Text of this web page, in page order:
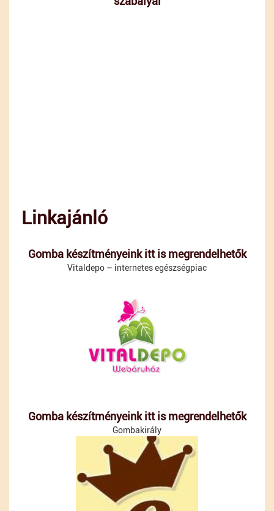
Linkajánló
Gomba készítményeink itt is megrendelhetők
Vitaldepo – internetes egészségpiac
Gomba készítményeink itt is megrendelhetők
Gombakirály